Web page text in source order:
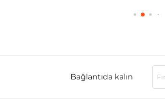
Bağlantıda kalın